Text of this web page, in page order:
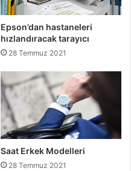
Epson’dan hastaneleri
hızlandıracak tarayıcı
28 Temmuz 2021
Saat Erkek Modelleri
28 Temmuz 2021